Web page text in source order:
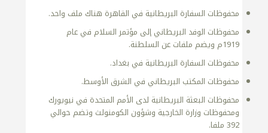
محفوظات السفارة البريطانية في القاهرة هناك ملف واحد.
محفوظات الوفد البريطاني إلى مؤتمر السلام في عام
1919م ويضم ملفات عن السلطنة.
محفوظات السفارة البريطانية في بغداد.
محفوظات المكتب البريطاني في الشرق الأوسط.
محفوظات البعثة البريطانية لدى الأمم المتحدة في نيويورك
ومحفوظات وزارة الخارجية وشؤون الكومنولث وتضم حوالي
392 ملفا.